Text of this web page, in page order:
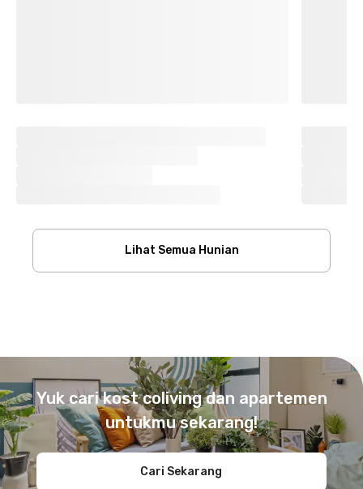
Lihat Semua Hunian
Yuk cari kost coliving dan apartemen
untukmu sekarang!
Cari Sekarang